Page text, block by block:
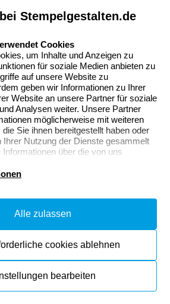
97
Über uns
Sitemap
Alle
Stempelinformationen
Zahlung & Versand
Widerruf & Rückgabe
Stempelgestalten.de
Cookies
um Inhalte und Anzeigen zu
für soziale Medien anbieten zu
auf unsere Website zu
geben wir Informationen zu Ihrer
Website an unsere Partner für soziale
Analysen weiter. Unsere Partner
möglicherweise mit weiteren
Sie ihnen bereitgestellt haben oder
Ihrer Nutzung der Dienste gesammelt
Informationen über die von uns
Alle zulassen
cookies ablehnen
bearbeiten